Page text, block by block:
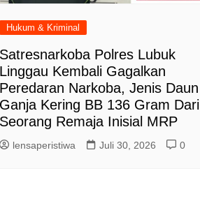
Hukum & Kriminal
Polres Lubuk
Kembali Gagalkan
Narkoba, Jenis Daun
Kering BB 136 Gram Dari
Remaja Inisial MRP
lensaperistiwa Juli 30, 2026 0